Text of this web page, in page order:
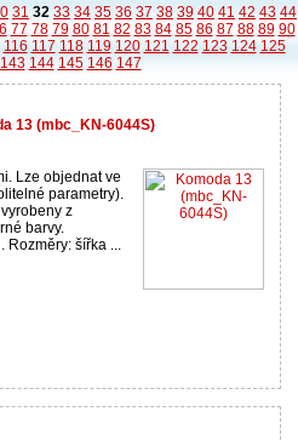
31 32 33 34 35 36 37 38 39 40 41 42 43 44
77 78 79 80 81 82 83 84 85 86 87 88 89 90
116 117 118 119 120 121 122 123 124 125
143 144 145 146 147
13 (mbc_KN-6044S)
Lze objednat ve
parametry).
z
barvy.
Rozměry: šířka ...